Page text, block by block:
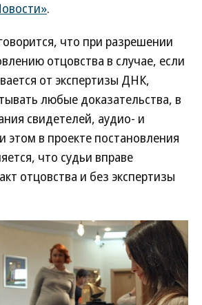
.
что при разрешении
отцовства в случае, если
от экспертизы ДНК,
любые доказательства, в
свидетелей, аудио- и
этом в проекте постановления
что судьи вправе
отцовства и без экспертизы